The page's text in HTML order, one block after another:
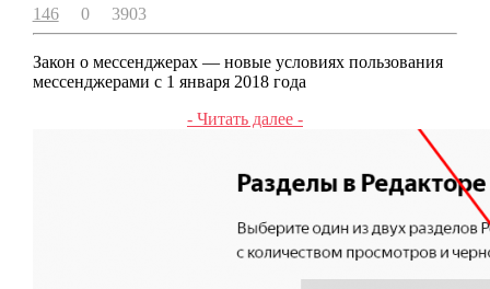
146 0 3903
Закон о мессенджерах — новые условиях пользования
мессенджерами с 1 января 2018 года
- Читать далее -